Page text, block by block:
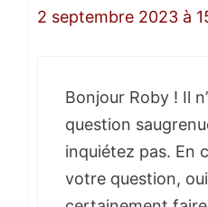
2 septembre 2023 à
Bonjour Roby ! Il
question
inquiétez pas. En
votre question,